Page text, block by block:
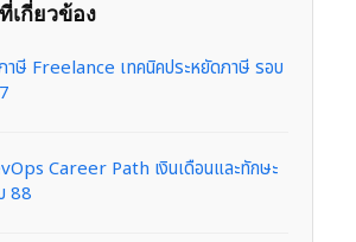
เกี่ยวข้อง
าษี Freelance เทคนิคประหยัดภาษี รอบ
Career Path เงินเดือนและทักษะ
88